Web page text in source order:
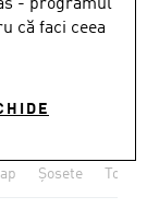
- programul
că faci ceea
Imagini Mari
Șosete